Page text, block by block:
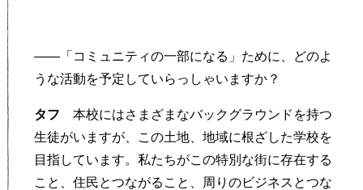
——「コミュニティの一部になる」ために、どのよ
うな活動を予定していらっしゃいますか？
タフ 本校にはさまざまなバックグラウンドを持つ
生徒がいますが、この土地、地域に根ざした学校を
目指しています。私たちがこの特別な街に存在する
こと、住民とつながること、周りのビジネスとつな